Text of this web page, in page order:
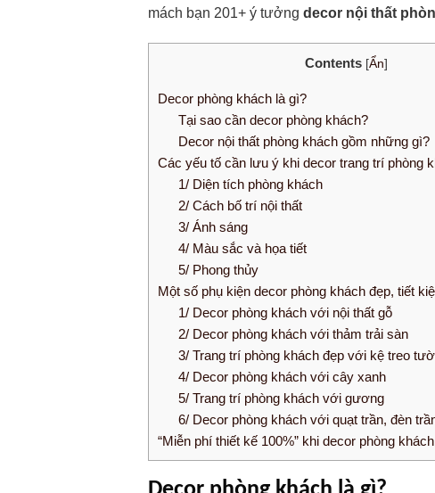
mách bạn 201+ ý tưởngdecor nội thất
Contents [Ẩn]
Decor phòng khách là gì?
Tại sao cần decor phòng khách?
Decor nội thất phòng khách gồm những gì?
Các yếu tố cần lưu ý khi decor trang trí phòng
1/ Diện tích phòng khách
2/ Cách bố trí nội thất
3/ Ánh sáng
4/ Màu sắc và họa tiết
5/ Phong thủy
Một số phụ kiện decor phòng khách đẹp, tiết
1/ Decor phòng khách với nội thất gỗ
2/ Decor phòng khách với thảm trải sàn
3/ Trang trí phòng khách đẹp với kệ treo
4/ Decor phòng khách với cây xanh
5/ Trang trí phòng khách với gương
6/ Decor phòng khách với quạt trần, đèn
“Miễn phí thiết kế 100%” khi decor phòng